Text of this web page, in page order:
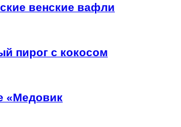
венские вафли
пирог с кокосом
«Медовик